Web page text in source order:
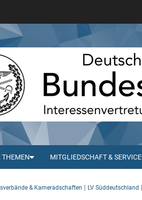
THEMEN MITGLIEDSCHAFT & SERVICE
& Kameradschaften LV Süddeutschland